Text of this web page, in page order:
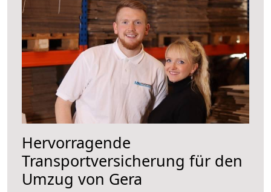
Hervorragende
Transportversicherung für den
Umzug von Gera